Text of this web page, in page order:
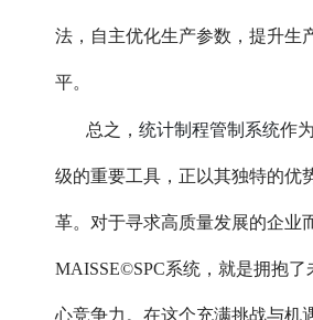
法，自主优化生产参数，提升生
平。
总之， 统计制程管制系统作
级的重要工具，正以其独特的优
革。对于寻求高质量发展的企业
MAISSE©SPC系统，就是拥抱了
心竞争力。在这个充满挑战与机